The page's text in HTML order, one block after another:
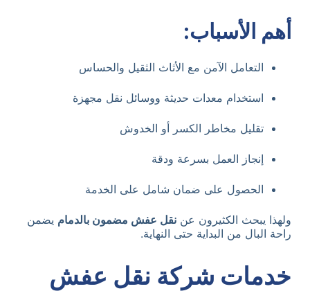
أهم الأسباب:
التعامل الآمن مع الأثاث الثقيل والحساس
استخدام معدات حديثة ووسائل نقل مجهزة
تقليل مخاطر الكسر أو الخدوش
إنجاز العمل بسرعة ودقة
الحصول على ضمان شامل على الخدمة
ولهذا يبحث الكثيرون عن نقل عفش مضمون بالدمام يضمن
راحة البال من البداية حتى النهاية.
خدمات شركة نقل عفش